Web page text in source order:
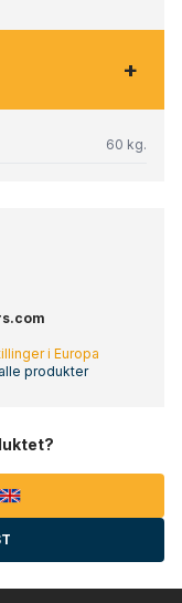
+
60 kg.
i Europa
produkter